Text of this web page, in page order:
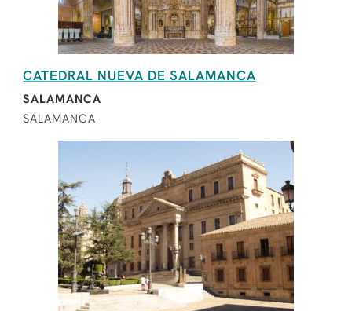
CATEDRAL NUEVA DE SALAMANCA
SALAMANCA
SALAMANCA